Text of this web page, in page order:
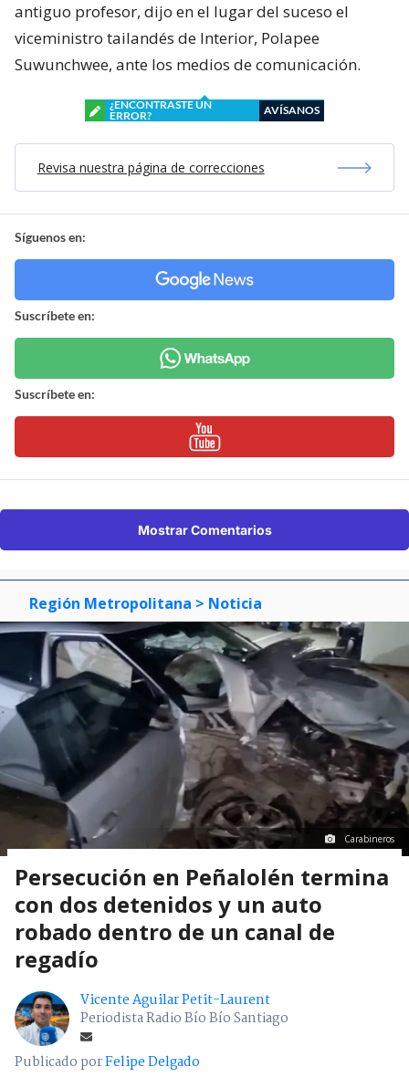
antiguo profesor, dijo en el lugar del suceso el
viceministro tailandés de Interior, Polapee
Suwunchwee, ante los medios de comunicación.
¿ENCONTRASTE UN
ERROR?
AVÍSANOS
Revisa nuestra página de correcciones
Síguenos en:
Suscríbete en:
Suscríbete en:
Mostrar Comentarios
Región Metropolitana > Noticia
Carabineros
Persecución en Peñalolén termina
con dos detenidos y un auto
robado dentro de un canal de
regadío
Vicente Aguilar Petit-Laurent
Periodista Radio Bío Bío Santiago
Publicado porFelipe Delgado